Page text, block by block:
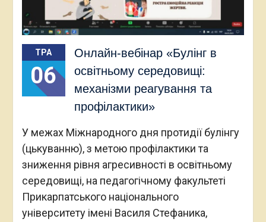
ТРА
06
Онлайн-вебінар «Булінг в
освітньому середовищі:
механізми реагування та
профілактики»
У межах Міжнародного дня протидії булінгу
(цькуванню), з метою профілактики та
зниження рівня агресивності в освітньому
середовищі, на педагогічному факультеті
Прикарпатського національного
університету імені Василя Стефаника,